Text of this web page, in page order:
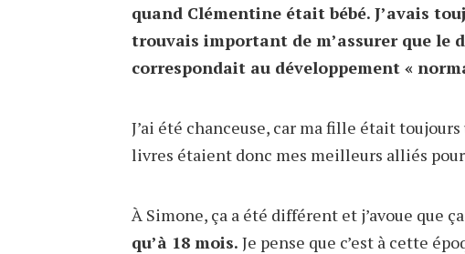
quand Clémentine était bébé. J’avais
trouvais important de m’assurer que le
correspondait au développement «
J’ai été chanceuse, car ma fille était toujours
livres étaient donc mes meilleurs alliés
À Simone, ça a été différent et j’avoue que ça
qu’à 18 mois. Je pense que c’est à cette